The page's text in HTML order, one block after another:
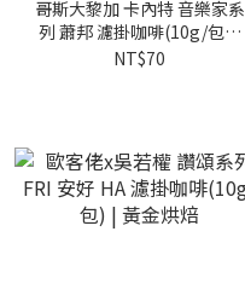
哥斯大黎加 卡內特 音樂家系
列 蕭邦 濾掛咖啡(10g/包) |
中深烘焙
NT$70